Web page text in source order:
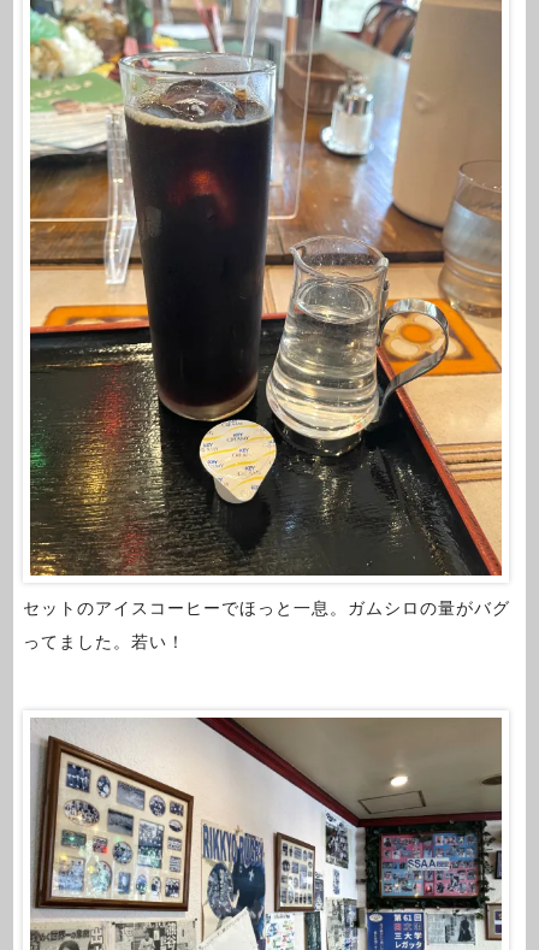
セットのアイスコーヒーでほっと一息。ガムシロの量がバグ
ってました。若い！